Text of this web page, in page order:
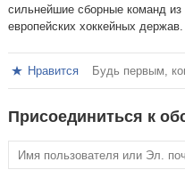
сильнейшие сборные команд
европейских хоккейных держав.
Нравится Будь первым,
Присоединиться к